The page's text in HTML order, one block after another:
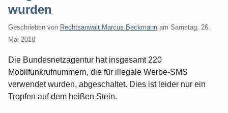
wurden
Geschrieben von Rechtsanwalt Marcus Beckmann am Samstag, 26.
Mai 2018
Die Bundesnetzagentur hat insgesamt 220
Mobilfunkrufnummern, die für illegale Werbe-SMS
verwendet wurden, abgeschaltet. Dies ist leider nur ein
Tropfen auf dem heißen Stein.